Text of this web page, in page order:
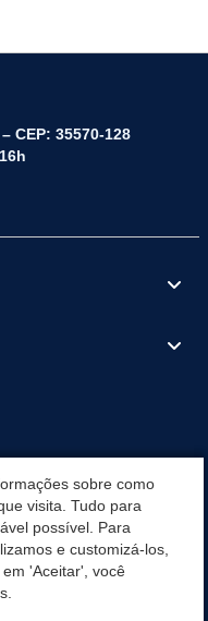
CEP: 35570-128
sobre como
visita. Tudo para
possível. Para
e customizá-los,
'Aceitar', você